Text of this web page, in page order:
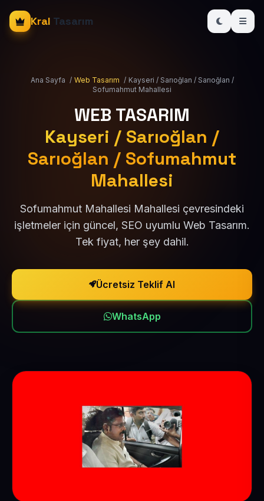
Kral Tasarım
Ana Sayfa / Web Tasarım / Kayseri / Sarıoğlan / Sarıoğlan /
Sofumahmut Mahallesi
WEB TASARIM
Kayseri / Sarıoğlan /
Sarıoğlan / Sofumahmut
Mahallesi
Sofumahmut Mahallesi Mahallesi çevresindeki
işletmeler için güncel, SEO uyumlu Web Tasarım.
Tek fiyat, her şey dahil.
Ücretsiz Teklif Al
WhatsApp